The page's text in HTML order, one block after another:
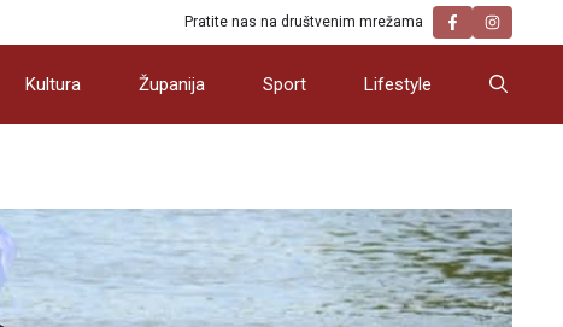
Pratite nas na društvenim mrežama
Kultura Županija Sport Lifestyle